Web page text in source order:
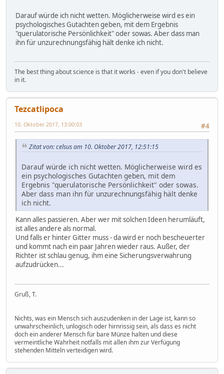
Darauf würde ich nicht wetten. Möglicherweise wird es ein
psychologisches Gutachten geben, mit dem Ergebnis
"querulatorische Persönlichkeit" oder sowas. Aber dass man
ihn für unzurechnungsfähig hält denke ich nicht.
The best thing about science is that it works - even if you don't believe
in it.
Tezcatlipoca
#4
10. Oktober 2017, 13:00:03
Zitat von: celsus am 10. Oktober 2017, 12:51:15
Darauf würde ich nicht wetten. Möglicherweise wird es
ein psychologisches Gutachten geben, mit dem
Ergebnis "querulatorische Persönlichkeit" oder sowas.
Aber dass man ihn für unzurechnungsfähig hält denke
ich nicht.
Kann alles passieren. Aber wer mit solchen Ideen herumläuft,
ist alles andere als normal.
Und falls er hinter Gitter muss - da wird er noch bescheuerter
und kommt nach ein paar Jahren wieder raus. Außer, der
Richter ist schlau genug, ihm eine Sicherungsverwahrung
aufzudrücken...
Gruß, T.
Nichts, was ein Mensch sich auszudenken in der Lage ist, kann so
unwahrscheinlich, unlogisch oder hirnrissig sein, als dass es nicht
doch ein anderer Mensch für bare Münze halten und diese
vermeintliche Wahrheit notfalls mit allen ihm zur Verfügung
stehenden Mitteln verteidigen wird.